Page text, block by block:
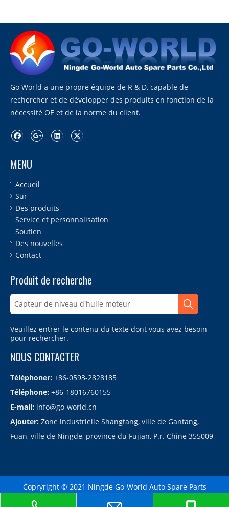
Go World a une propre équipe de R & D, capable de
rechercher et de développer des produits en fonction de la
nécessité OE et de la norme du client.
MENU
Accueil
Sur
Des produits
Service et personnalisation
Soutien
Des nouvelles
Contact
Produit de recherche
Veuillez entrer le contenu du texte dont vous avez besoin
pour rechercher.
NOUS CONTACTER
Téléphoner: +86-0593-2828185
Téléphone: +86-18016760155
E-mail: info@go-world.cn
Ajouter: Zone industrielle Shangtang, ville de Gantang,
Fuan, ville de Ningde, province du Fujian, P.r. Chine 355009
Copryright © 2021 Ningde Go-World Auto Spare Parts
Co.,LTD.备案号：
| Technology